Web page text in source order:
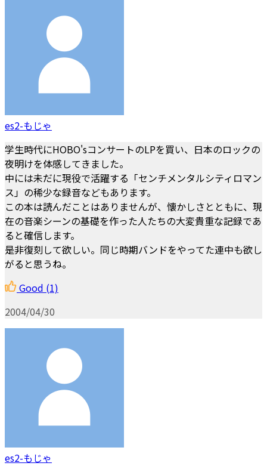
es2-もじゃ
学生時代にHOBO'sコンサートのLPを買い、日本のロックの
夜明けを体感してきました。
中には未だに現役で活躍する「センチメンタルシティロマン
ス」の稀少な録音などもあります。
この本は読んだことはありませんが、懐かしさとともに、現
在の音楽シーンの基礎を作った人たちの大変貴重な記録であ
ると確信します。
是非復刻して欲しい。同じ時期バンドをやってた連中も欲し
がると思うね。
Good (1)
2004/04/30
es2-もじゃ